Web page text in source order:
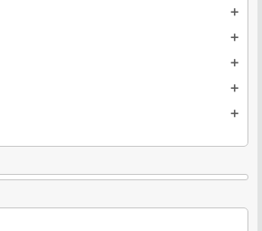
add
add
add
add
add